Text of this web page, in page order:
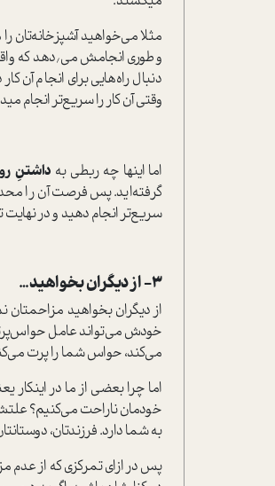
مثلا می‌خواهید آشپزخانه‌تان
وقتی آن کار را سریع‌تر انجام
اما اینها چه ربطی به داشتنِ
گرفته‌اید. پس فرصت آن را
سریع‌تر انجام دهید و در
۳- از دیگران بخواهید…
از دیگران بخواهید مزاحمتان
خودش می‌تواند عامل
می‌کند، حواس شما را پرت
اما چرا بعضی از ما در اینکار
خودمان ناراحت می‌کنیم؟
به شما دارد. فرزندتان،
پس در ازای تمرکزی که از عدم